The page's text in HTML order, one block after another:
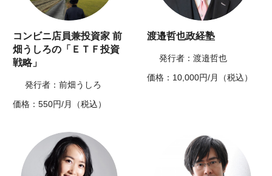
コンビニ店員兼投資家 前
畑うしろの「ＥＴＦ投資
戦略」
発行者：前畑うしろ
価格：550円/月（税込）
渡邉哲也政経塾
発行者：渡邉哲也
価格：10,000円/月（税込）